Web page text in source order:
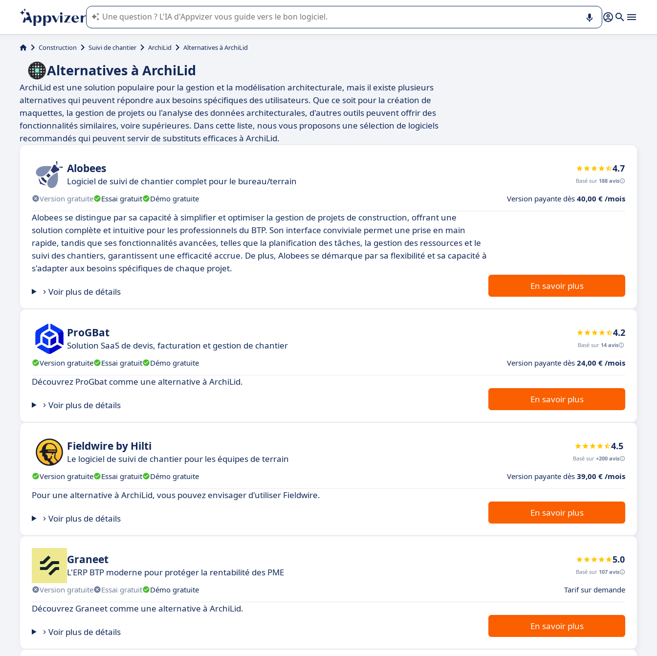
L'IA de Appvizer vous guide dans l'utilisation ou la sélection de logiciel SaaS en entreprise.
Construction Suivi de chantier ArchiLid Alternatives à ArchiLid
Alternatives à ArchiLid
ArchiLid est une solution populaire pour la gestion et la modélisation architecturale, mais il existe plusieurs
alternatives qui peuvent répondre aux besoins spécifiques des utilisateurs. Que ce soit pour la création de
maquettes, la gestion de projets ou l'analyse des données architecturales, d'autres outils peuvent offrir des
fonctionnalités similaires, voire supérieures. Dans cette liste, nous vous proposons une sélection de logiciels
recommandés qui peuvent servir de substituts efficaces à ArchiLid.
Alobees
Logiciel de suivi de chantier complet pour le bureau/terrain
4.7
Basé sur 188 avis
Version gratuite Essai gratuit Démo gratuite Version payante dès 40,00 € /mois
Alobees se distingue par sa capacité à simplifier et optimiser la gestion de projets de construction, offrant une
solution complète et intuitive pour les professionnels du BTP. Son interface conviviale permet une prise en main
rapide, tandis que ses fonctionnalités avancées, telles que la planification des tâches, la gestion des ressources et le
suivi des chantiers, garantissent une efficacité accrue. De plus, Alobees se démarque par sa flexibilité et sa capacité à
s'adapter aux besoins spécifiques de chaque projet.
Voir plus de détails
En savoir plus
ProGBat
Solution SaaS de devis, facturation et gestion de chantier
4.2
Basé sur 14 avis
Version gratuite Essai gratuit Démo gratuite Version payante dès 24,00 € /mois
Découvrez ProGbat comme une alternative à ArchiLid.
Voir plus de détails
En savoir plus
Fieldwire by Hilti
Le logiciel de suivi de chantier pour les équipes de terrain
4.5
Basé sur +200 avis
Version gratuite Essai gratuit Démo gratuite Version payante dès 39,00 € /mois
Pour une alternative à ArchiLid, vous pouvez envisager d'utiliser Fieldwire.
Voir plus de détails
En savoir plus
Graneet
L'ERP BTP moderne pour protéger la rentabilité des PME
5.0
Basé sur 107 avis
Version gratuite Essai gratuit Démo gratuite Tarif sur demande
Découvrez Graneet comme une alternative à ArchiLid.
Voir plus de détails
En savoir plus